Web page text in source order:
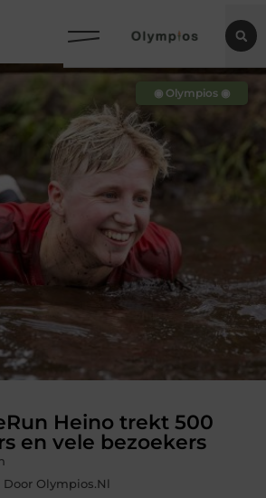
Heino trekt 500
en vele bezoekers
Door Olympios.nl
◉ Olympios ◉